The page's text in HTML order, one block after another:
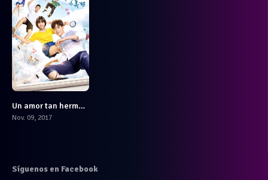
7.7
Un amor tan hermoso
Nov. 09, 2017
Síguenos en Facebook